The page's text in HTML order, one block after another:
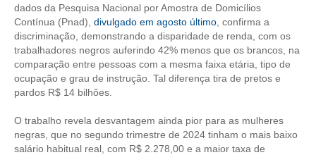
HOMOLOGAÇÕES
PISO SALARIAL
FIQUE POR DENTRO
OPORTUNIDADES
APRESENTAÇÃO
dados da Pesquisa Nacional por Amostra de Domicílios
Contínua (Pnad), divulgado em agosto último , confirma a
discriminação, demonstrando a disparidade de renda, com os
trabalhadores negros auferindo 42% menos que os brancos, na
comparação entre pessoas com a mesma faixa etária, tipo de
ocupação e grau de instrução. Tal diferença tira de pretos e
pardos R$ 14 bilhões.
O trabalho revela desvantagem ainda pior para as mulheres
negras, que no segundo trimestre de 2024 tinham o mais baixo
salário habitual real, com R$ 2.278,00 e a maior taxa de